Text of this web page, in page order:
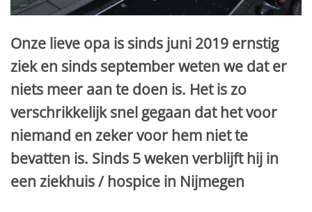
Onze lieve opa is sinds juni 2019 ernstig
ziek en sinds september weten we dat er
niets meer aan te doen is. Het is zo
verschrikkelijk snel gegaan dat het voor
niemand en zeker voor hem niet te
bevatten is. Sinds 5 weken verblijft hij in
een ziekhuis / hospice in Nijmegen